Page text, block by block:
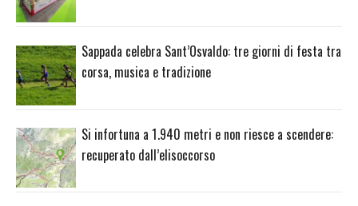
Sappada celebra Sant’Osvaldo: tre giorni di festa tra
corsa, musica e tradizione
Si infortuna a 1.940 metri e non riesce a scendere:
recuperato dall’elisoccorso